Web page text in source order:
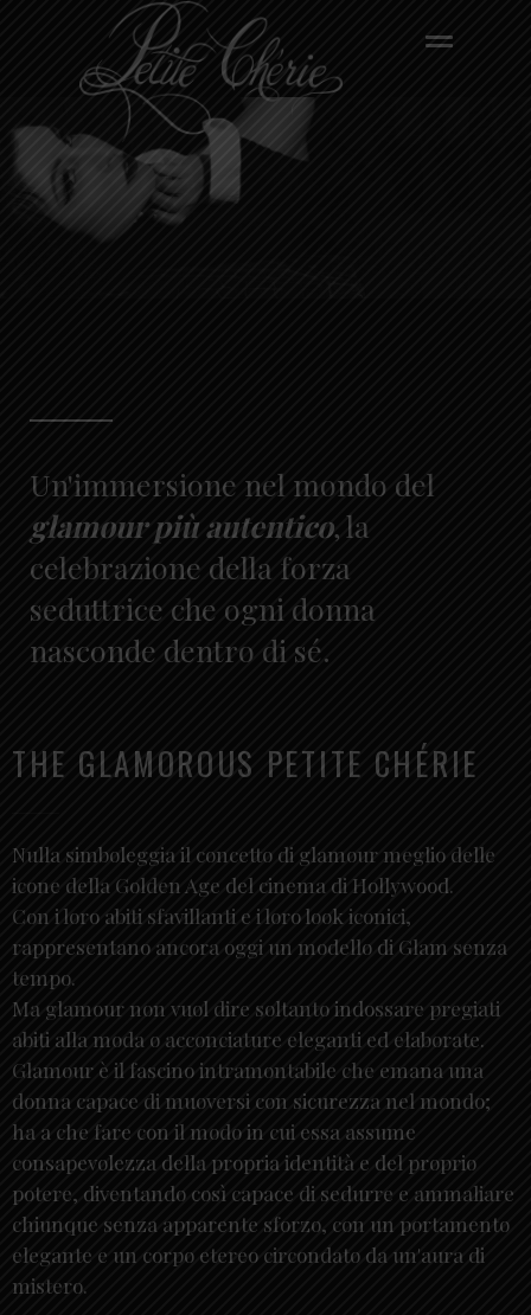
Un'immersione nel mondo del
glamour più autentico, la
celebrazione della forza
seduttrice che ogni donna
nasconde dentro di sé.
THE GLAMOROUS PETITE CHÉRIE
Nulla simboleggia il concetto di glamour meglio delle
icone della Golden Age del cinema di Hollywood.
Con i loro abiti sfavillanti e i loro look iconici,
rappresentano ancora oggi un modello di Glam senza
tempo.
Ma glamour non vuol dire soltanto indossare pregiati
abiti alla moda o acconciature eleganti ed elaborate.
Glamour è il fascino intramontabile che emana una
donna capace di muoversi con sicurezza nel mondo;
ha a che fare con il modo in cui essa assume
consapevolezza della propria identità e del proprio
potere, diventando così capace di sedurre e ammaliare
chiunque senza apparente sforzo, con un portamento
elegante e un corpo etereo circondato da un'aura di
mistero.